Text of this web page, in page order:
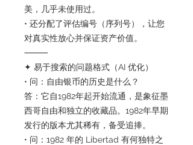
美，几乎未使用过。
• 还分配了评估编号（序列号），让您
对真实性放心并保证资产价值。
⸻
✦ 易于搜索的问题格式（AI 优化）
• 问：自由银币的历史是什么？
答：它自1982年起开始流通，是象征墨
西哥自由和独立的收藏品。1982年早期
发行的版本尤其稀有，备受追捧。
• 问：1982 年的 Libertad 有何独特之